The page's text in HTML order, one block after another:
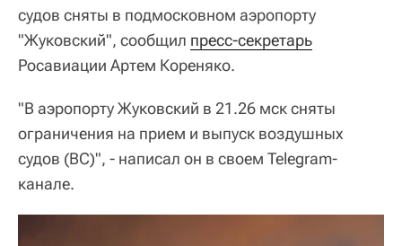
судов сняты в подмосковном аэропорту
"Жуковский", сообщил пресс-секретарь
Росавиации Артем Кореняко.
"В аэропорту Жуковский в 21.26 мск сняты
ограничения на прием и выпуск воздушных
судов (ВС)", - написал он в своем Telegram-
канале.